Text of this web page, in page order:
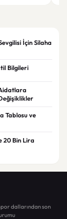
İçin Silaha
Bilgileri
Tablosu ve
20 Bin Lira
dallarından son